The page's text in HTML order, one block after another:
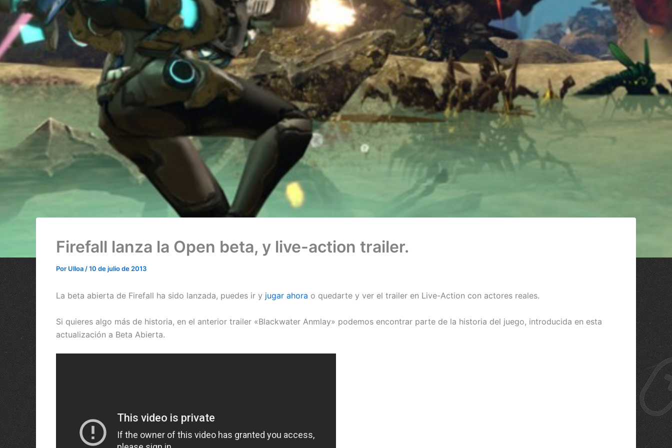
Firefall lanza la Open beta, y live-action trailer.
Por Ulloa /10 de julio de 2013
La beta abierta de Firefall ha sido lanzada, puedes ir y jugar ahora o quedarte y ver el trailer en Live-Action con actores reales.
Si quieres algo más de historia, en el anterior trailer «Blackwater Anmlay» podemos encontrar parte de la historia del juego, introducida en esta
actualización a Beta Abierta.